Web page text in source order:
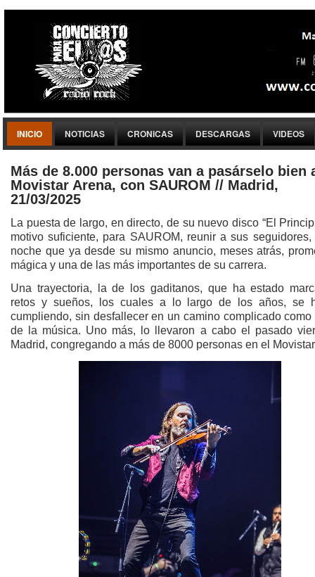
INICIO NOTICIAS CRONICAS DESCARGAS VIDEOS
Más de 8.000 personas van a pasárselo bien
Movistar Arena, con SAUROM // Madrid,
21/03/2025
La puesta de largo, en directo, de su nuevo disco “El
motivo suficiente, para SAUROM, reunir a sus
noche que ya desde su mismo anuncio, meses atrás,
mágica y una de las más importantes de su carrera.
Una trayectoria, la de los gaditanos, que ha estado
retos y sueños, los cuales a lo largo de los años, se
cumpliendo, sin desfallecer en un camino complicado como
de la música. Uno más, lo llevaron a cabo el pasado
Madrid, congregando a más de 8000 personas en el